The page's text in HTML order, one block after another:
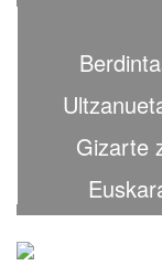
Gizarte